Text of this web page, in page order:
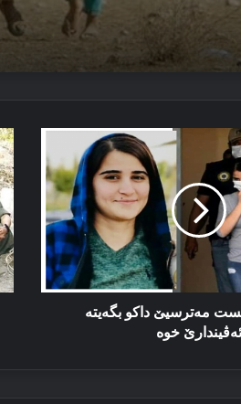
بارزانی د سالڤەگەرا
و ئیرۆ ل بسمل
مەترسیێ داكو بگەیتە
ئەڤیندارێ خوە
ژ